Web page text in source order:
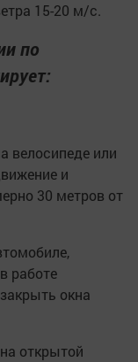
15-20 м/с.
по
велосипеде или
и
30 метров от
работе
окна
открытой